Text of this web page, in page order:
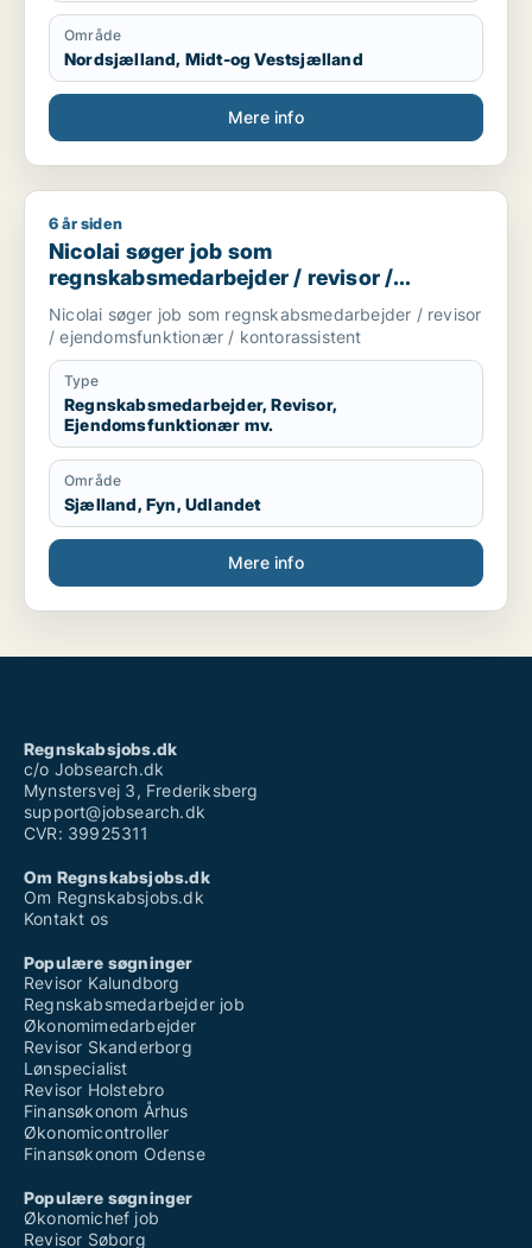
Område
Nordsjælland, Midt-og Vestsjælland
Mere info
Nicolai søger job som regnskabsmedarbejder / revisor /
6 år siden
Nicolai søger job som
regnskabsmedarbejder / revisor /
ejendomsfunktionær / kontorassistent
Nicolai søger job som regnskabsmedarbejder / revisor
/ ejendomsfunktionær / kontorassistent
Type
Regnskabsmedarbejder, Revisor,
Ejendomsfunktionær mv.
Område
Sjælland, Fyn, Udlandet
Mere info
Regnskabsjobs.dk
c/o Jobsearch.dk
Mynstersvej 3, Frederiksberg
support@jobsearch.dk
CVR: 39925311
Om Regnskabsjobs.dk
Om Regnskabsjobs.dk
Kontakt os
Populære søgninger
Revisor Kalundborg
Regnskabsmedarbejder job
Økonomimedarbejder
Revisor Skanderborg
Lønspecialist
Revisor Holstebro
Finansøkonom Århus
Økonomicontroller
Finansøkonom Odense
Populære søgninger
Økonomichef job
Revisor Søborg